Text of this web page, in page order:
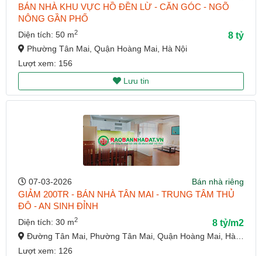
BÁN NHÀ KHU VỰC HỒ ĐỀN LỪ - CĂN GÓC - NGÕ
NÔNG GẦN PHỐ
Diện tích: 50 m2 8 tỷ
Phường Tân Mai, Quận Hoàng Mai, Hà Nội
Lượt xem: 156
Lưu tin
07-03-2026 Bán nhà riêng
GIẢM 200TR - BÁN NHÀ TÂN MAI - TRUNG TÂM THỦ
ĐÔ - AN SINH ĐỈNH
Diện tích: 30 m2 8 tỷ/m2
Đường Tân Mai, Phường Tân Mai, Quận Hoàng Mai, Hà Nội
Lượt xem: 126